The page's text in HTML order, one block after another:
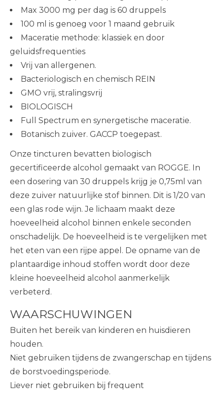
Max 3000 mg per dag is 60 druppels
100 ml is genoeg voor 1 maand gebruik
Maceratie methode: klassiek en door
geluidsfrequenties
Vrij van allergenen.
Bacteriologisch en chemisch REIN
GMO vrij, stralingsvrij
BIOLOGISCH
Full Spectrum en synergetische maceratie.
Botanisch zuiver. GACCP toegepast.
Onze tincturen bevatten biologisch
gecertificeerde alcohol gemaakt van ROGGE. In
een dosering van 30 druppels krijg je 0,75ml van
deze zuiver natuurlijke stof binnen. Dit is 1/20 van
een glas rode wijn. Je lichaam maakt deze
hoeveelheid alcohol binnen enkele seconden
onschadelijk. De hoeveelheid is te vergelijken met
het eten van een rijpe appel. De opname van de
plantaardige inhoud stoffen wordt door deze
kleine hoeveelheid alcohol aanmerkelijk
verbeterd.
WAARSCHUWINGEN
Buiten het bereik van kinderen en huisdieren
houden.
Niet gebruiken tijdens de zwangerschap en tijdens
de borstvoedingsperiode.
Liever niet gebruiken bij frequent